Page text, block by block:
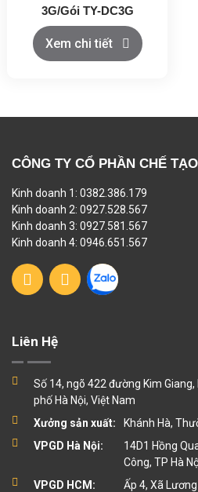
3G/Gói TY-DC3G
Xem chi tiết
CÔNG TY CỔ PHẦN CHẾ
Kinh doanh 1: 0382.386.179
Kinh doanh 2: 0927.528.567
Kinh doanh 3: 0927.581.567
Kinh doanh 4: 0946.651.567
Liên Hệ
Số 14, ngõ 422 đường Kim
phố Hà Nội, Việt Nam
Xưởng sản xuất:
Khánh Hà,
VPGD Hà Nội:
14D1 Hồng
Công, TP Hà
VPGD HCM:
Ấp 4, Xã